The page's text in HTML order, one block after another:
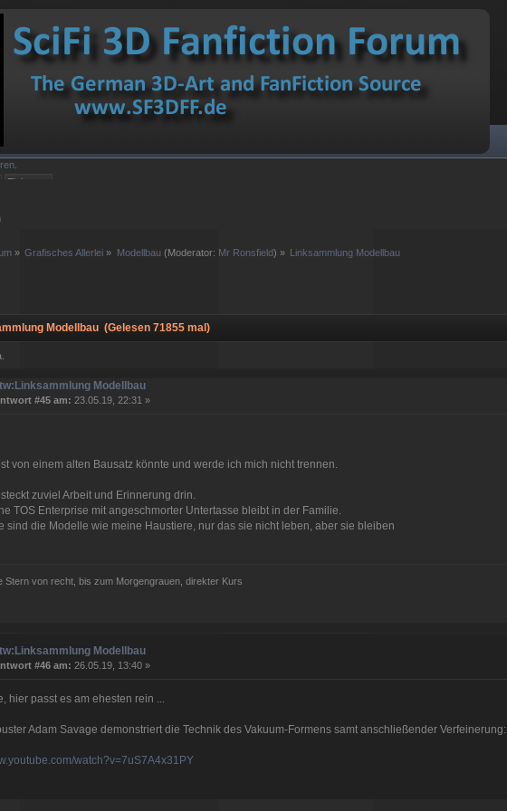
» Grafisches Allerlei » Modellbau(Moderator: Mr Ronsfield) » Linksammlung Modellbau
Modellbau (Gelesen 71855 mal)
Modellbau
#45 am: 23.05.19, 22:31 »
von einem alten Bausatz könnte und werde ich mich nicht trennen.
zuviel Arbeit und Erinnerung drin.
TOS Enterprise mit angeschmorter Untertasse bleibt in der Familie.
sind die Modelle wie meine Haustiere, nur das sie nicht leben, aber sie bleiben
Stern von recht, bis zum Morgengrauen, direkter Kurs
Modellbau
#46 am: 26.05.19, 13:40 »
hier passt es am ehesten rein ...
Adam Savage demonstriert die Technik des Vakuum-Formens samt anschließender Verfeinerung:
watch?v=7uS7A4x31PY